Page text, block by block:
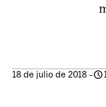
18 de julio de 2018 -